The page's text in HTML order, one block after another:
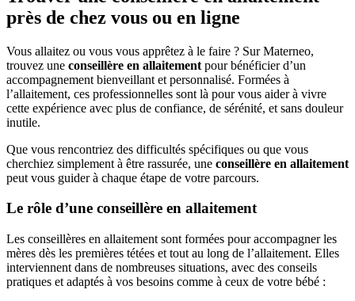
près de chez vous ou en ligne
Vous allaitez ou vous vous apprêtez à le faire ? Sur Materneo,
trouvez une conseillère en allaitement pour bénéficier d’un
accompagnement bienveillant et personnalisé. Formées à
l’allaitement, ces professionnelles sont là pour vous aider à vivre
cette expérience avec plus de confiance, de sérénité, et sans douleur
inutile.
Que vous rencontriez des difficultés spécifiques ou que vous
cherchiez simplement à être rassurée, une conseillère en allaitement
peut vous guider à chaque étape de votre parcours.
Le rôle d’une conseillère en allaitement
Les conseillères en allaitement sont formées pour accompagner les
mères dès les premières tétées et tout au long de l’allaitement. Elles
interviennent dans de nombreuses situations, avec des conseils
pratiques et adaptés à vos besoins comme à ceux de votre bébé :